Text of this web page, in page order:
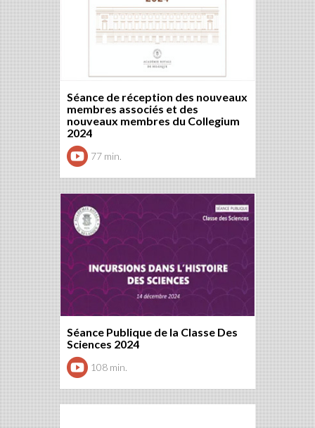
Séance de réception des nouveaux
membres associés et des
nouveaux membres du Collegium
2024
77 min.
Séance Publique de la Classe Des
Sciences 2024
108 min.